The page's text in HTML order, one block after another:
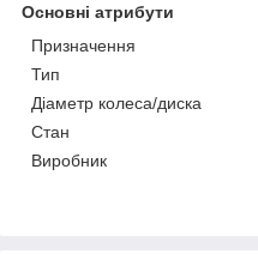
Основні атрибути
Призначення
Тип
Діаметр колеса/диска
Стан
Виробник